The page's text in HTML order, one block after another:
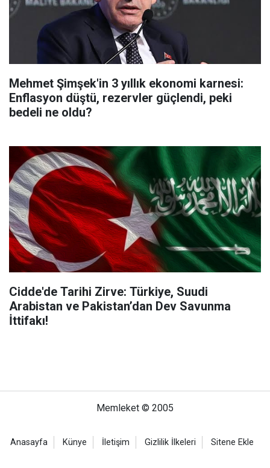
Mehmet Şimşek'in 3 yıllık ekonomi karnesi:
Enflasyon düştü, rezervler güçlendi, peki
bedeli ne oldu?
Cidde'de Tarihi Zirve: Türkiye, Suudi
Arabistan ve Pakistan’dan Dev Savunma
İttifakı!
Memleket © 2005
Anasayfa Künye İletişim Gizlilik İlkeleri Sitene Ekle